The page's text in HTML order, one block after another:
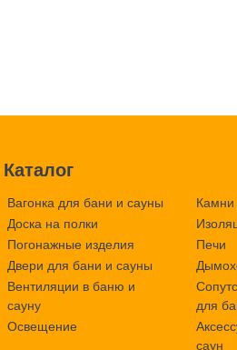
Каталог
Вагонка для бани и сауны
Доска на полки
Погонажные изделия
Двери для бани и сауны
Вентиляции в баню и
сауну
Освещение
Камни
Печи
для
саун